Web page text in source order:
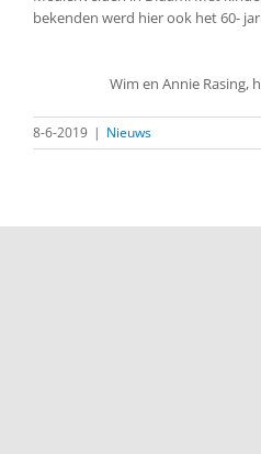
bekenden werd hier ook het 60-
Wim en Annie Rasing,
8-6-2019 | Nieuws